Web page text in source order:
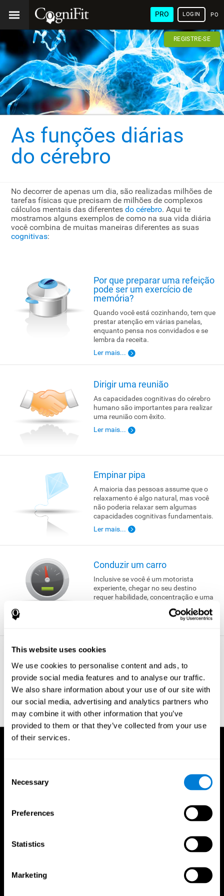
This website uses cookies
We use cookies to personalise content and ads, to
provide social media features and to analyse our traffic.
We also share information about your use of our site with
our social media, advertising and analytics partners who
may combine it with other information that you’ve
provided to them or that they’ve collected from your use
of their services.
Selection
Necessary
Preferences
Statistics
Marketing
PRO LOGIN
REGISTRE-SE
As funções diárias
do cérebro
No decorrer de apenas um dia, são realizadas milhões de
tarefas físicas que precisam de milhões de complexos
cálculos mentais das diferentesdo cérebro. Aqui te
mostramos alguns exemplos de como na sua vida diária
você combina de muitas maneiras diferentes as suas
cognitivas:
Por que preparar uma refeição
pode ser um exercício de
memória?
Quando você está cozinhando, tem que
prestar atenção em várias panelas,
enquanto pensa nos convidados e se
lembra da receita.
Ler mais...
Dirigir uma reunião
As capacidades cognitivas do cérebro
humano são importantes para realizar
uma reunião com êxito.
Ler mais...
Empinar pipa
A maioria das pessoas assume que o
relaxamento é algo natural, mas você
não poderia relaxar sem algumas
capacidades cognitivas fundamentais.
Ler mais...
Conduzir um carro
Inclusive se você é um motorista
experiente, chegar no seu destino
requer habilidade, concentração e uma
ampla gama de habilidades cognitivas.
Se reunir com um amigo
A vida seria muito solitária sem as
habilidades cognitivas que nos
permitem conhecer e saudar as
pessoas que nos rodeiam.
Ler mais...